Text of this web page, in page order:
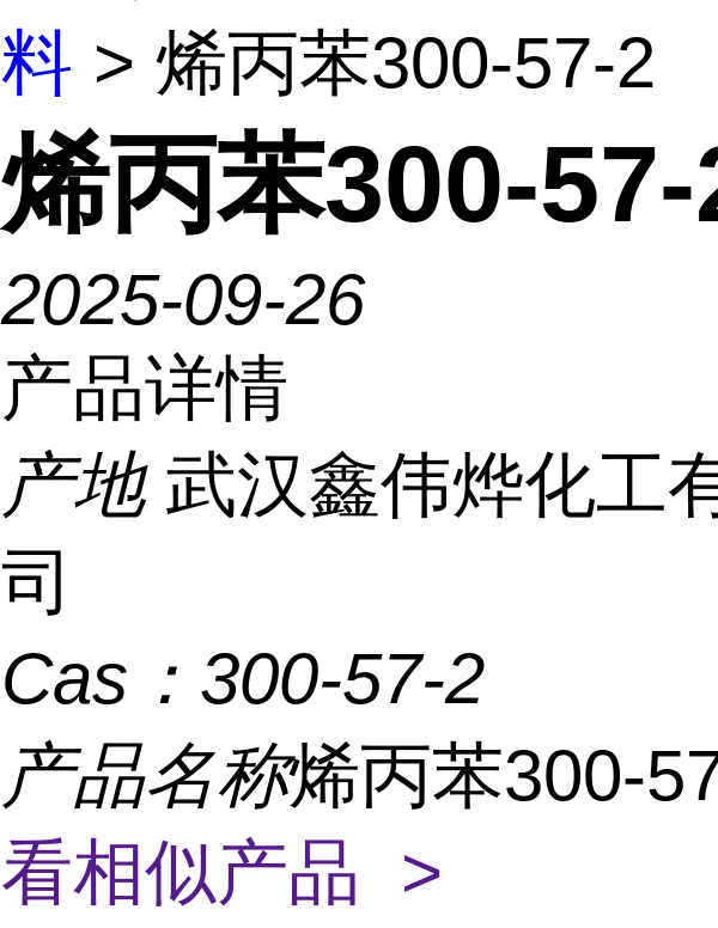
料 > 烯丙苯300-57-2
烯丙苯300-
2025-09-26
产品详情
产地 武汉鑫伟烨化工
司
Cas： 300-57-2
产品名称烯丙苯300-
看相似产品 >